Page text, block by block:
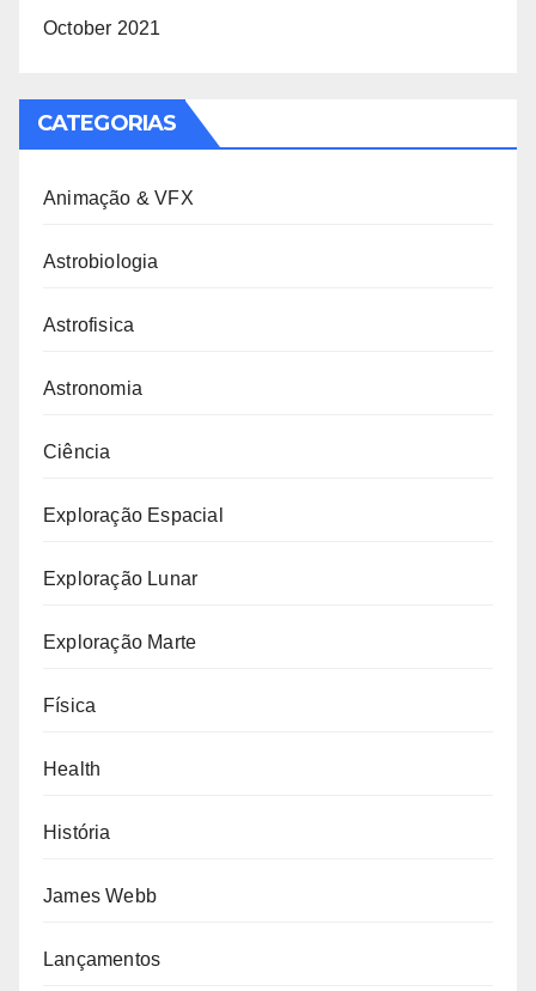
October 2021
CATEGORIAS
Animação & VFX
Astrobiologia
Astrofisica
Astronomia
Ciência
Exploração Espacial
Exploração Lunar
Exploração Marte
Física
Health
História
James Webb
Lançamentos